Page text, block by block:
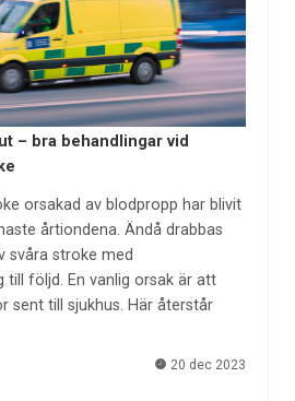
– bra behandlingar vid
orsakad av blodpropp har blivit
årtiondena. Ändå drabbas
svåra stroke med
till följd. En vanlig orsak är att
sent till sjukhus. Här återstår
20 dec 2023